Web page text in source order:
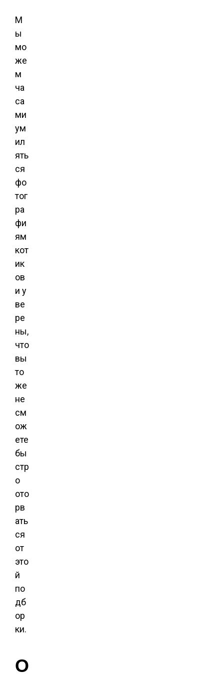
М
ы
мо
же
м
ча
са
ми
ум
ил
ять
ся
фо
тог
ра
фи
ям
кот
ик
ов
и у
ве
ре
ны,
что
вы
то
же
не
см
ож
ете
бы
стр
о
ото
рв
ать
ся
от
это
й
по
дб
ор
ки.
О